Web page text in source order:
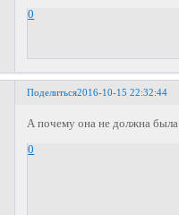
0
Поделиться2016-10-15 22:32:44
А почему она не должна
0